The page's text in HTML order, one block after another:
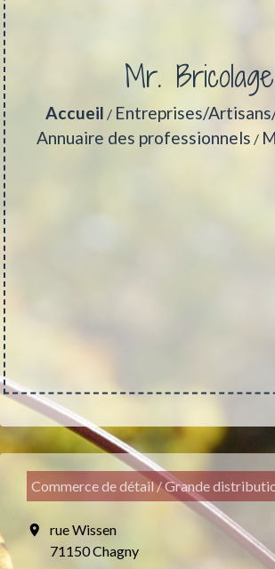
Mr. Bricolage
Accueil / Entreprises/
Annuaire des professionnels /
Commerce de détail / Grande
location_on
rue Wissen
71150 Chagny